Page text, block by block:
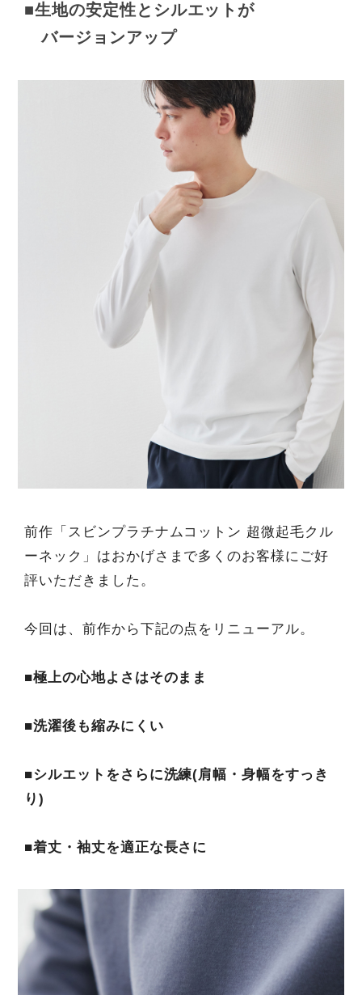
■生地の安定性とシルエットが
バージョンアップ
前作「スビンプラチナムコットン 超微起毛クル
ーネック」はおかげさまで多くのお客様にご好
評いただきました。
今回は、前作から下記の点をリニューアル。
■極上の心地よさはそのまま
■洗濯後も縮みにくい
■シルエットをさらに洗練(肩幅・身幅をすっき
り)
■着丈・袖丈を適正な長さに